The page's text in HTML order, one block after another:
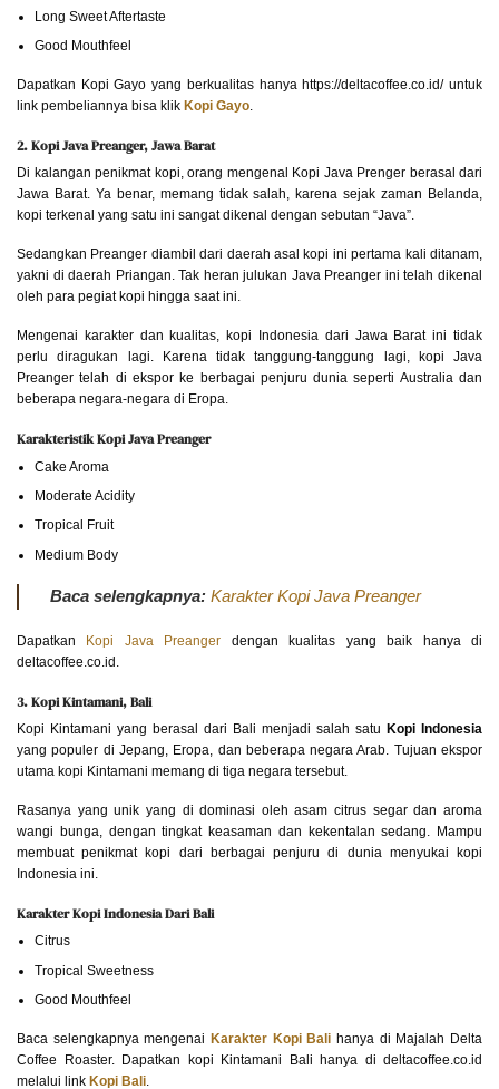
Long Sweet Aftertaste
Good Mouthfeel
Dapatkan Kopi Gayo yang berkualitas hanya https://deltacoffee.co.id/ untuk
link pembeliannya bisa klik Kopi Gayo.
2. Kopi Java Preanger, Jawa Barat
Di kalangan penikmat kopi, orang mengenal Kopi Java Prenger berasal dari
Jawa Barat. Ya benar, memang tidak salah, karena sejak zaman Belanda,
kopi terkenal yang satu ini sangat dikenal dengan sebutan “Java”.
Sedangkan Preanger diambil dari daerah asal kopi ini pertama kali ditanam,
yakni di daerah Priangan. Tak heran julukan Java Preanger ini telah dikenal
oleh para pegiat kopi hingga saat ini.
Mengenai karakter dan kualitas, kopi Indonesia dari Jawa Barat ini tidak
perlu diragukan lagi. Karena tidak tanggung-tanggung lagi, kopi Java
Preanger telah di ekspor ke berbagai penjuru dunia seperti Australia dan
beberapa negara-negara di Eropa.
Karakteristik Kopi Java Preanger
Cake Aroma
Moderate Acidity
Tropical Fruit
Medium Body
Baca selengkapnya: Karakter Kopi Java Preanger
Dapatkan Kopi Java Preanger dengan kualitas yang baik hanya di
deltacoffee.co.id.
3. Kopi Kintamani, Bali
Kopi Kintamani yang berasal dari Bali menjadi salah satu Kopi Indonesia
yang populer di Jepang, Eropa, dan beberapa negara Arab. Tujuan ekspor
utama kopi Kintamani memang di tiga negara tersebut.
Rasanya yang unik yang di dominasi oleh asam citrus segar dan aroma
wangi bunga, dengan tingkat keasaman dan kekentalan sedang. Mampu
membuat penikmat kopi dari berbagai penjuru di dunia menyukai kopi
Indonesia ini.
Karakter Kopi Indonesia Dari Bali
Citrus
Tropical Sweetness
Good Mouthfeel
Baca selengkapnya mengenai Karakter Kopi Bali hanya di Majalah Delta
Coffee Roaster. Dapatkan kopi Kintamani Bali hanya di deltacoffee.co.id
melalui link Kopi Bali.